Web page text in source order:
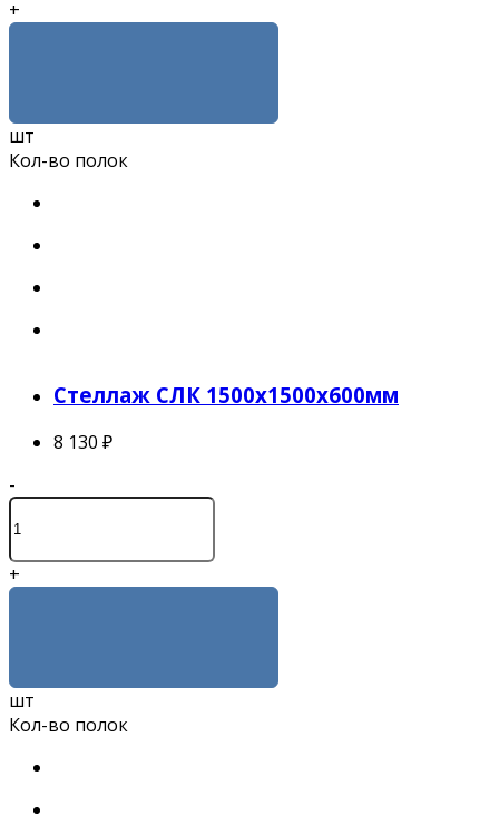
+
шт
Кол-во полок
Стеллаж СЛК 1500x1500x600мм
8 130 ₽
-
+
шт
Кол-во полок